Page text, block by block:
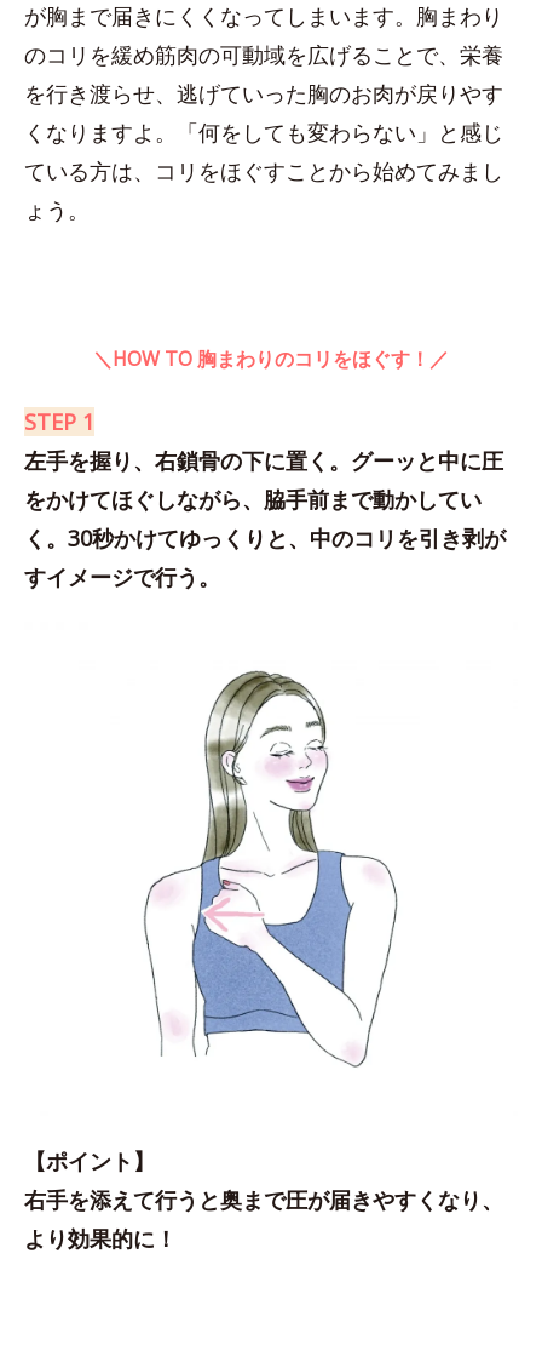
が胸まで届きにくくなってしまいます。胸まわり
のコリを緩め筋肉の可動域を広げることで、栄養
を行き渡らせ、逃げていった胸のお肉が戻りやす
くなりますよ。「何をしても変わらない」と感じ
ている方は、コリをほぐすことから始めてみまし
ょう。
＼HOW TO 胸まわりのコリをほぐす！／
STEP 1
左手を握り、右鎖骨の下に置く。グーッと中に圧
をかけてほぐしながら、脇手前まで動かしてい
く。30秒かけてゆっくりと、中のコリを引き剥が
すイメージで行う。
【ポイント】
右手を添えて行うと奥まで圧が届きやすくなり、
より効果的に！